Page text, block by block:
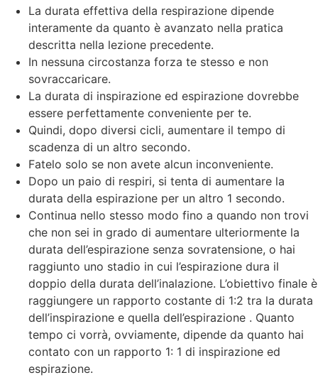
La durata effettiva della respirazione dipende
interamente da quanto è avanzato nella pratica
descritta nella lezione precedente.
In nessuna circostanza forza te stesso e non
sovraccaricare.
La durata di inspirazione ed espirazione dovrebbe
essere perfettamente conveniente per te.
Quindi, dopo diversi cicli, aumentare il tempo di
scadenza di un altro secondo.
Fatelo solo se non avete alcun inconveniente.
Dopo un paio di respiri, si tenta di aumentare la
durata della espirazione per un altro 1 secondo.
Continua nello stesso modo fino a quando non trovi
che non sei in grado di aumentare ulteriormente la
durata dell’espirazione senza sovratensione, o hai
raggiunto uno stadio in cui l’espirazione dura il
doppio della durata dell’inalazione. L’obiettivo finale è
raggiungere un rapporto costante di 1:2 tra la durata
dell’inspirazione e quella dell’espirazione . Quanto
tempo ci vorrà, ovviamente, dipende da quanto hai
contato con un rapporto 1: 1 di inspirazione ed
espirazione.